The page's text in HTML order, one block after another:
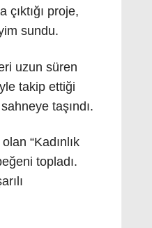
proje,
sundu.
uzun süren
takip ettiği
taşındı.
“Kadınlık
topladı.